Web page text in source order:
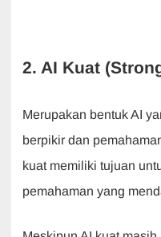
2. AI Kuat
Merupakan bentuk AI
berpikir dan
kuat memiliki tujuan
pemahaman yang